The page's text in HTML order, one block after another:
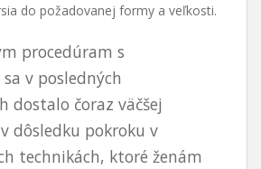
do požadovanej formy a veľkosti.
procedúram s
v posledných
dostalo čoraz väčšej
dôsledku pokroku v
technikách, ktoré ženám